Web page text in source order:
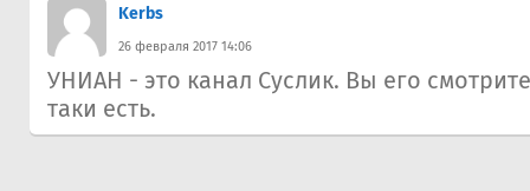
Kerbs
26 февраля 2017 14:06
УНИАН - это канал Суслик. Вы его
таки есть.